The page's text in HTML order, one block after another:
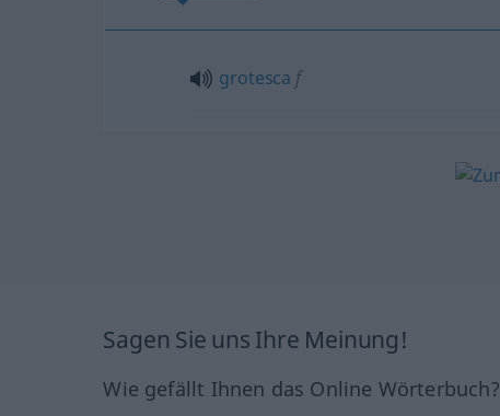
grotesca f
Sagen Sie uns Ihre Meinung!
Wie gefällt Ihnen das Online Wörterbuch?